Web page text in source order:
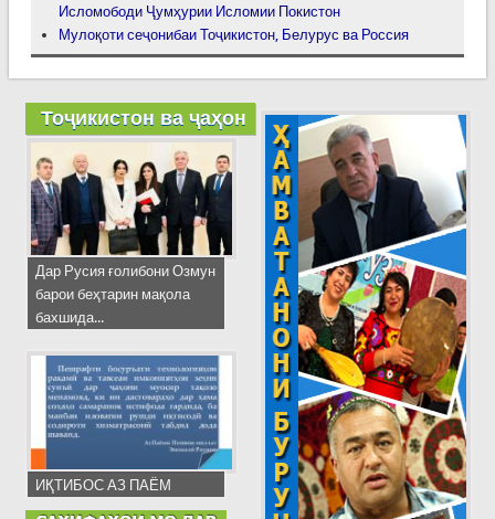
Исломободи Ҷумҳурии Исломии Покистон
Мулоқоти сеҷонибаи Тоҷикистон, Белурус ва Россия
Тоҷикистон ва ҷаҳон
Дар Русия ғолибони Озмун
барои беҳтарин мақола
бахшида...
ИҚТИБОС АЗ ПАЁМ